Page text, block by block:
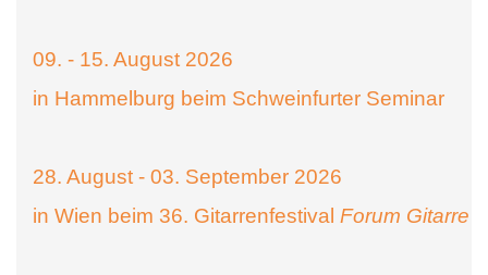
09. - 15. August 2026
in Hammelburg beim Schweinfurter Seminar
28. August - 03. September 2026
in Wien beim 36. Gitarrenfestival Forum Gitarre